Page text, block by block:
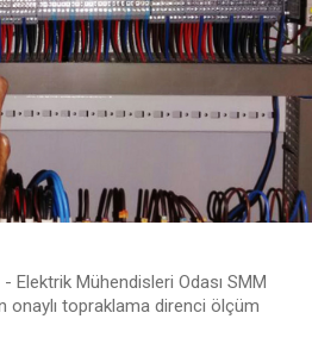
Elektrik Mühendisleri Odası SMM
onaylı topraklama direnci ölçüm